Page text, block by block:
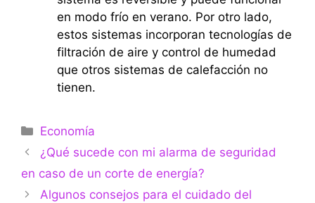
en modo frío en verano. Por otro lado,
estos sistemas incorporan tecnologías de
filtración de aire y control de humedad
que otros sistemas de calefacción no
tienen.
Categorías
Economía
¿Qué sucede con mi alarma de seguridad
en caso de un corte de energía?
Algunos consejos para el cuidado del